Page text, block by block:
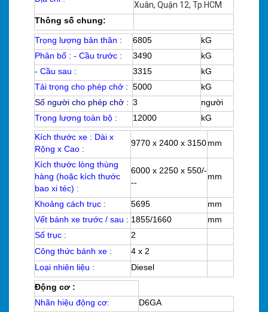
Xuân, Quận 12, Tp.HCM
Thông số chung:
Trọng lượng bản thân : 6805
kG
Phân bố : - Cầu trước :
3490
kG
- Cầu sau :
3315
kG
Tải trọng cho phép chở : 5000
kG
Số người cho phép chở : 3
người
Trọng lượng toàn bộ :
12000
kG
Kích thước xe : Dài x
Rộng x Cao :
9770 x 2400 x 3150 mm
Kích thước lòng thùng
hàng (hoặc kích thước
bao xi téc) :
6000 x 2250 x 550/-
--
mm
Khoảng cách trục : 5695
mm
Vết bánh xe trước / sau : 1855/1660
mm
Số trục :
2
Công thức bánh xe :
4 x 2
Loại nhiên liệu :
Diesel
Động cơ :
Nhãn hiệu động cơ:
D6GA